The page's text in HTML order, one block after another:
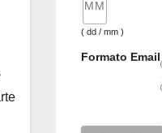
( dd / mm )
Formato Email